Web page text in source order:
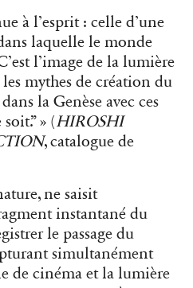
à l’esprit : celle d’une
laquelle le monde
l’image de la lumière
mythes de création du
la Genèse avec ces
» (HIROSHI
, catalogue de
ne saisit
instantané du
le passage du
simultanément
de cinéma et la lumière